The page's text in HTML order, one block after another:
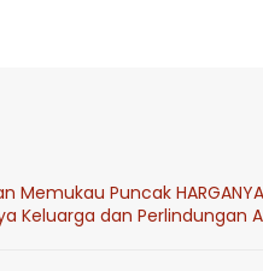
Memukau Puncak
Keluarga dan Perlindungan